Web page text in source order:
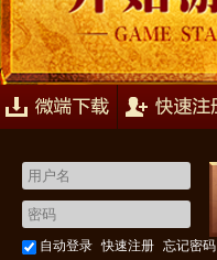
快速注册 游戏充值
自动登录 快速注册 忘记密码